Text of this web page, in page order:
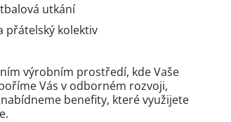
utkání
přátelský kolektiv
výrobním prostředí, kde Vaše
Vás v odborném rozvoji,
benefity, které využijete